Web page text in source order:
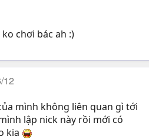
chơi bác ah :)
12
mình không liên quan gì tới
lập nick này rồi mới có
kia